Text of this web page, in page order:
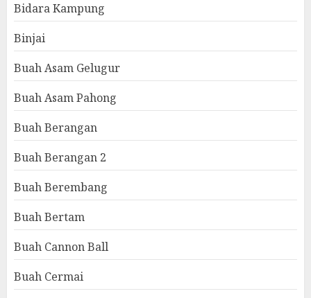
Bidara Kampung
Binjai
Buah Asam Gelugur
Buah Asam Pahong
Buah Berangan
Buah Berangan 2
Buah Berembang
Buah Bertam
Buah Cannon Ball
Buah Cermai